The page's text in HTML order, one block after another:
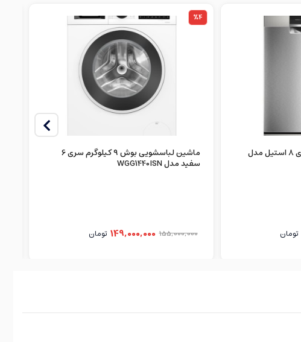
ماشین ظرفشویی بوش سری 8 استیل مدل
تومان
%4
ماشین لباسشویی بوش ۹ کیلوگرم سری 6
سفید مدل WGG1440ISN
155,000,000
149,000,000 تومان